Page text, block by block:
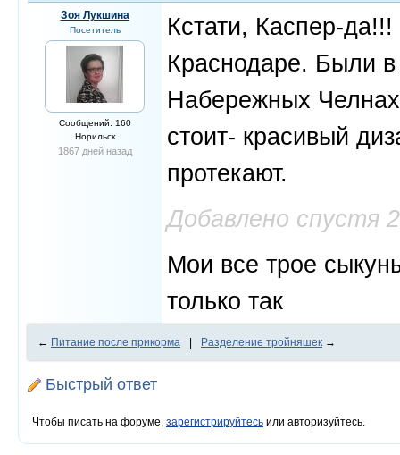
Зоя Лукшина
Посетитель
Сообщений: 160
Норильск
1867 дней назад
Кстати, Каспер-
Краснодаре. Были в
Набережных
стоит- красивый
протекают.
Добавлено спустя
Мои все трое
только так
← Питание после прикорма Разделение тройняшек →
Быстрый ответ
Чтобы писать на форуме, зарегистрируйтесь или авторизуйтесь.